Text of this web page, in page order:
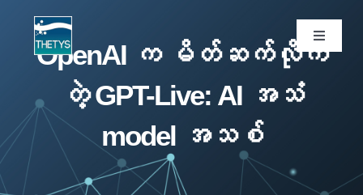
content
Toggle
ပင်မစာမျက်နှာ
ဝန်ဆောင်မှုများ
ကျွန်ုပ်တို့ပရောဂျက်များ
OpenAI က မိတ်ဆက်လိုက်
တဲ့ GPT-Live: AI အသံ
model အသစ်